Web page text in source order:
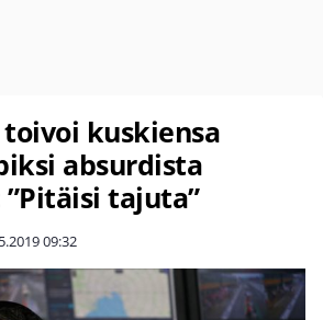
toivoi kuskiensa
absurdista
tajuta”
09:32